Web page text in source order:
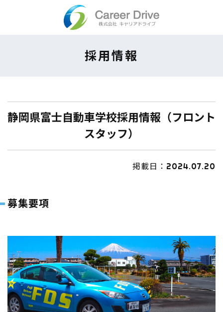
採用情報
静岡県富士自動車学校採用情報（フロント
スタッフ）
掲載日：2024.07.20
募集要項